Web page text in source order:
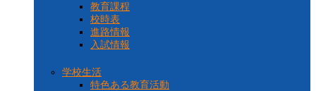
教育課程
校時表
進路情報
入試情報
学校生活
特色ある教育活動